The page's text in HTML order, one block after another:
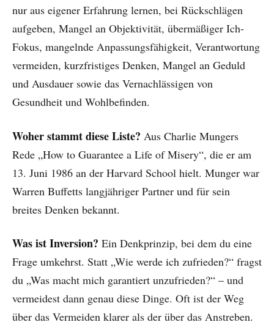
nur aus eigener Erfahrung lernen, bei Rückschlägen
aufgeben, Mangel an Objektivität, übermäßiger Ich-
Fokus, mangelnde Anpassungsfähigkeit, Verantwortung
vermeiden, kurzfristiges Denken, Mangel an Geduld
und Ausdauer sowie das Vernachlässigen von
Gesundheit und Wohlbefinden.
Woher stammt diese Liste? Aus Charlie Mungers
Rede „How to Guarantee a Life of Misery“, die er am
13. Juni 1986 an der Harvard School hielt. Munger war
Warren Buffetts langjähriger Partner und für sein
breites Denken bekannt.
Was ist Inversion? Ein Denkprinzip, bei dem du eine
Frage umkehrst. Statt „Wie werde ich zufrieden?“ fragst
du „Was macht mich garantiert unzufrieden?“ – und
vermeidest dann genau diese Dinge. Oft ist der Weg
über das Vermeiden klarer als der über das Anstreben.